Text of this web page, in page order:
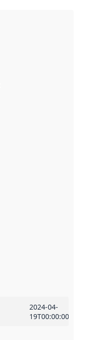
2024-04-
19T00:00:00Z